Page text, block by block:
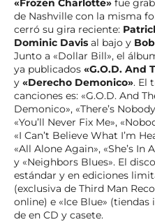
«Frozen Charlotte» fue
de Nashville con la misma
cerró su gira reciente:
Dominic Davis al bajo y
Junto a «Dollar Bill», el
ya publicados «G.O.D. And
y «Derecho Demonico». El
canciones es: «G.O.D. And
Demonico», «There’s
«You’ll Never Fix Me»,
«I Can’t Believe What I’m
«All Alone Again», «She’s In
y «Neighbors Blues». El
estándar y en ediciones
(exclusiva de Third Man
online) e «Ice Blue»
de en CD y casete.